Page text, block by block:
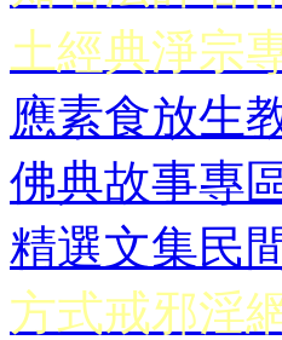
土經典淨宗
應素食放生
佛典故事專
精選文集民
方式戒邪淫